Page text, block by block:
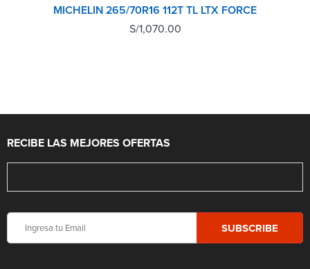
MICHELIN 265/70R16 112T TL LTX FORCE
S/1,070.00
RECIBE LAS MEJORES OFERTAS